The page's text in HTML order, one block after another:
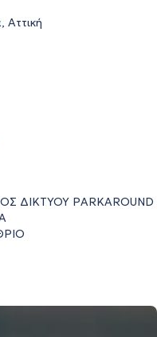
Αττική
ΔΙΚΤΥΟΥ PARKAROUND